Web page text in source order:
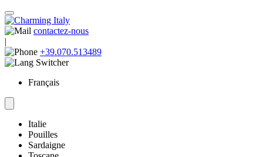
contactez-nous
|
+39.070.513489
Français
Italie
Pouilles
Sardaigne